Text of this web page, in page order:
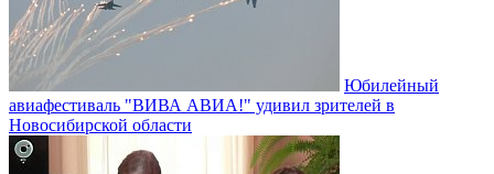
Юбилейный
авиафестиваль "ВИВА АВИА!" удивил зрителей в
Новосибирской области